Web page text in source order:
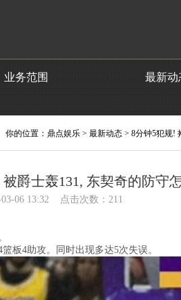
业务范围 最新动
你的位置： 鼎点娱乐 > 最新动态 > 8分钟5犯规!
爵士轰131, 东契奇的防守
03-06 13:32 点击次数：211
板4助攻。同时出现多达5次失误。